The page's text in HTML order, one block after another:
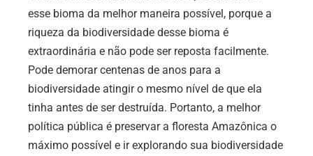
esse bioma da melhor maneira possível, porque a
riqueza da biodiversidade desse bioma é
extraordinária e não pode ser reposta facilmente.
Pode demorar centenas de anos para a
biodiversidade atingir o mesmo nível de que ela
tinha antes de ser destruída. Portanto, a melhor
política pública é preservar a floresta Amazônica o
máximo possível e ir explorando sua biodiversidade